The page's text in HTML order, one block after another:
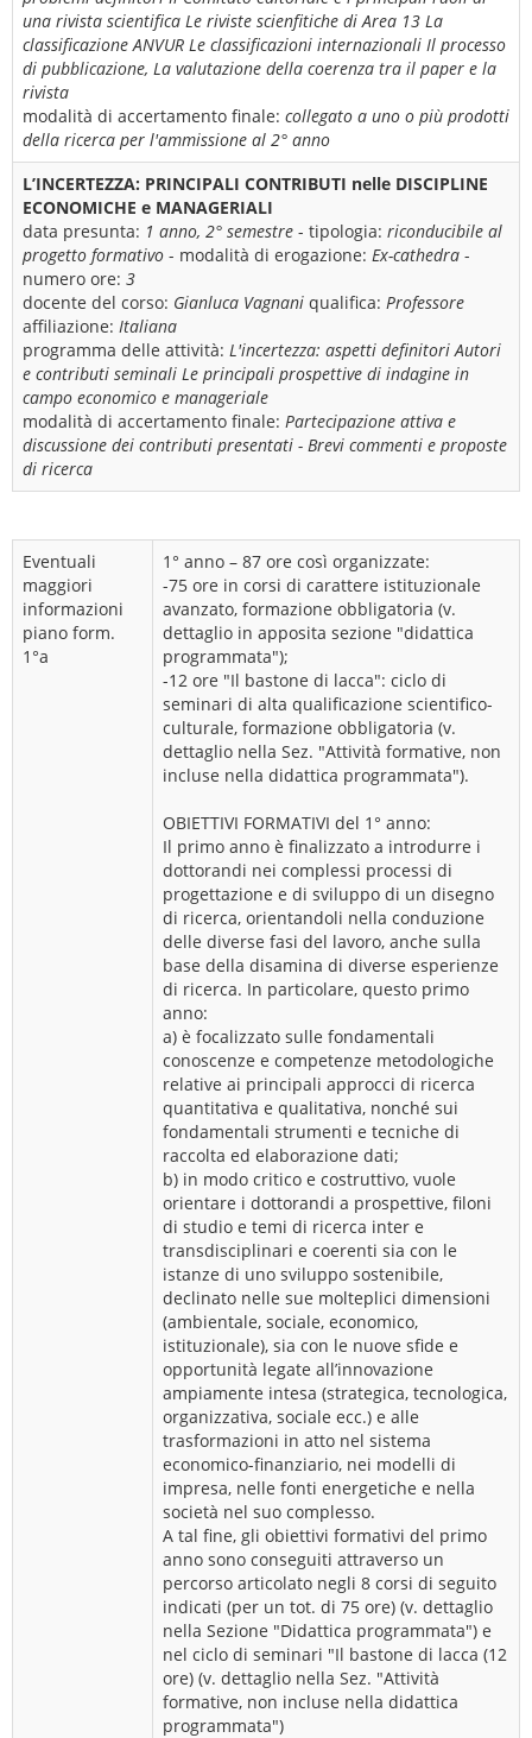
una rivista scientifica Le riviste scienfitiche di Area 13 La
classificazione ANVUR Le classificazioni internazionali Il processo
di pubblicazione, La valutazione della coerenza tra il paper e la
rivista
modalità di accertamento finale: collegato a uno o più prodotti
della ricerca per l'ammissione al 2° anno
L’INCERTEZZA: PRINCIPALI CONTRIBUTI nelle DISCIPLINE
ECONOMICHE e MANAGERIALI
data presunta: 1 anno, 2° semestre - tipologia: riconducibile al
progetto formativo - modalità di erogazione: Ex-cathedra -
numero ore: 3
docente del corso: Gianluca Vagnani qualifica: Professore
affiliazione: Italiana
programma delle attività: L'incertezza: aspetti definitori Autori
e contributi seminali Le principali prospettive di indagine in
campo economico e manageriale
modalità di accertamento finale: Partecipazione attiva e
discussione dei contributi presentati - Brevi commenti e proposte
di ricerca
Eventuali
maggiori
informazioni
piano form.
1°a
1° anno – 87 ore così organizzate:
-75 ore in corsi di carattere istituzionale
avanzato, formazione obbligatoria (v.
dettaglio in apposita sezione "didattica
programmata");
-12 ore "Il bastone di lacca": ciclo di
seminari di alta qualificazione scientifico-
culturale, formazione obbligatoria (v.
dettaglio nella Sez. "Attività formative, non
incluse nella didattica programmata").
OBIETTIVI FORMATIVI del 1° anno:
Il primo anno è finalizzato a introdurre i
dottorandi nei complessi processi di
progettazione e di sviluppo di un disegno
di ricerca, orientandoli nella conduzione
delle diverse fasi del lavoro, anche sulla
base della disamina di diverse esperienze
di ricerca. In particolare, questo primo
anno:
a) è focalizzato sulle fondamentali
conoscenze e competenze metodologiche
relative ai principali approcci di ricerca
quantitativa e qualitativa, nonché sui
fondamentali strumenti e tecniche di
raccolta ed elaborazione dati;
b) in modo critico e costruttivo, vuole
orientare i dottorandi a prospettive, filoni
di studio e temi di ricerca inter e
transdisciplinari e coerenti sia con le
istanze di uno sviluppo sostenibile,
declinato nelle sue molteplici dimensioni
(ambientale, sociale, economico,
istituzionale), sia con le nuove sfide e
opportunità legate all’innovazione
ampiamente intesa (strategica, tecnologica,
organizzativa, sociale ecc.) e alle
trasformazioni in atto nel sistema
economico-finanziario, nei modelli di
impresa, nelle fonti energetiche e nella
società nel suo complesso.
A tal fine, gli obiettivi formativi del primo
anno sono conseguiti attraverso un
percorso articolato negli 8 corsi di seguito
indicati (per un tot. di 75 ore) (v. dettaglio
nella Sezione "Didattica programmata") e
nel ciclo di seminari "Il bastone di lacca (12
ore) (v. dettaglio nella Sez. "Attività
formative, non incluse nella didattica
programmata")